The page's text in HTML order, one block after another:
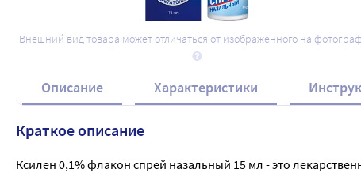
Внешний вид товара может отличаться от изображённого на
Описание Характеристики
Краткое описание
Ксилен 0,1% флакон спрей назальный 15 мл - это